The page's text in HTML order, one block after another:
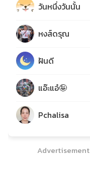
วันหนึ่งวันนั้น
หงส์ดรุณ
ฝันดี
แอ๊ะแอ๋🤪
Pchalisa
Advertisement